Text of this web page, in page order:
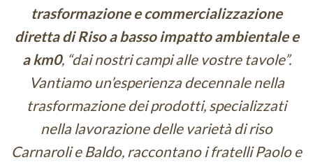
trasformazione e commercializzazione
diretta di Riso a basso impatto ambientale e
a km0, “dai nostri campi alle vostre tavole”.
Vantiamo un’esperienza decennale nella
trasformazione dei prodotti, specializzati
nella lavorazione delle varietà di riso
Carnaroli e Baldo, raccontano i fratelli Paolo e